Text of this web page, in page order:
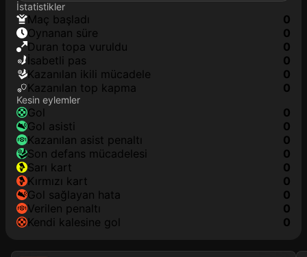
İstatistikler
maç başladı
0
oynanan süre
0
duran topa vuruldu
0
isabetli pas
0
kazanılan ikili mücadele
0
kazanılan top kapma
0
Kesin eylemler
gol
0
gol asisti
0
kazanılan asist penaltı
0
son defans mücadelesi
0
sarı kart
0
kırmızı kart
0
gol sağlayan hata
0
verilen penaltı
0
kendi kalesine gol
0